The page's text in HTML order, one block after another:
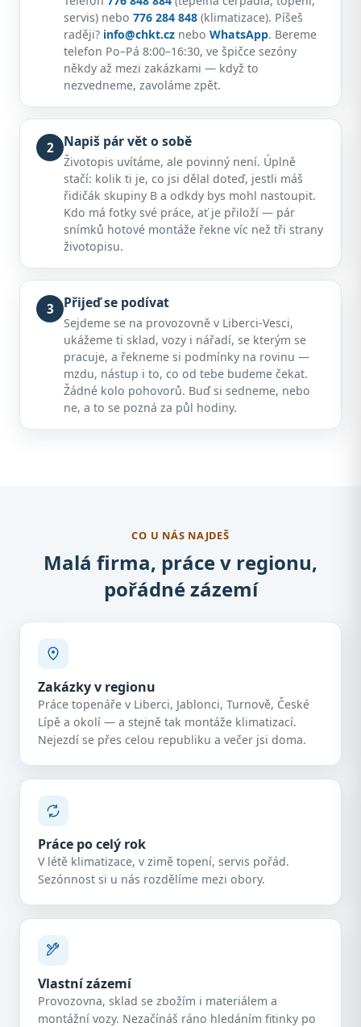
servis) nebo 776 284 848 (klimatizace). Píšeš
raději? info@chkt.cz nebo WhatsApp. Bereme
telefon Po–Pá 8:00–16:30, ve špičce sezóny
někdy až mezi zakázkami — když to
nezvedneme, zavoláme zpět.
2 Napiš pár vět o sobě
Životopis uvítáme, ale povinný není. Úplně
stačí: kolik ti je, co jsi dělal doteď, jestli máš
řidičák skupiny B a odkdy bys mohl nastoupit.
Kdo má fotky své práce, ať je přiloží — pár
snímků hotové montáže řekne víc než tři strany
životopisu.
3 Přijeď se podívat
Sejdeme se na provozovně v Liberci-Vesci,
ukážeme ti sklad, vozy i nářadí, se kterým se
pracuje, a řekneme si podmínky na rovinu —
mzdu, nástup i to, co od tebe budeme čekat.
Žádné kolo pohovorů. Buď si sedneme, nebo
ne, a to se pozná za půl hodiny.
CO U NÁS NAJDEŠ
Malá firma, práce v regionu,
pořádné zázemí
Zakázky v regionu
Práce topenáře v Liberci, Jablonci, Turnově, České
Lípě a okolí — a stejně tak montáže klimatizací.
Nejezdí se přes celou republiku a večer jsi doma.
Práce po celý rok
V létě klimatizace, v zimě topení, servis pořád.
Sezónnost si u nás rozdělíme mezi obory.
Vlastní zázemí
Provozovna, sklad se zbožím i materiálem a
montážní vozy. Nezačínáš ráno hledáním fitinky po